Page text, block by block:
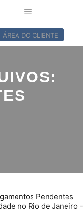
ÁREA DO CLIENTE